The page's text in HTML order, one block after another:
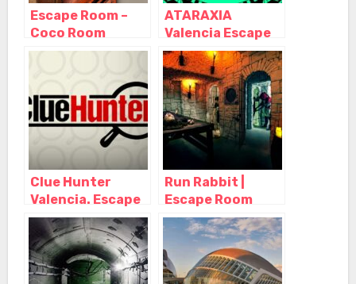
Escape Room –
Coco Room
Valencia, Valencia
ATARAXIA
Valencia Escape
Room, Valencia –
Valencia
Clue Hunter
Valencia. Escape
room, Valencia –
Valencia
Run Rabbit |
Escape Room
Valencia, Valencia
– Valencia